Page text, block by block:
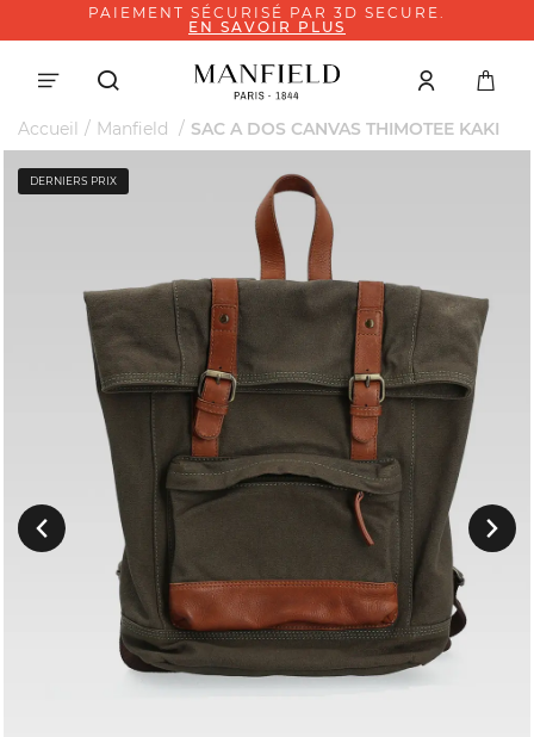
PAIEMENT SÉCURISÉ PAR 3D SECURE.
EN SAVOIR PLUS
Accueil Manfield SAC A DOS CANVAS THIMOTEE KAKI
Précedent Suivant
DERNIERS PRIX